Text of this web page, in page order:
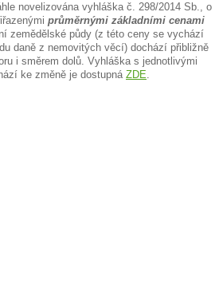
novelizována vyhláška č. 298/2014 Sb., o
průměrnými základními cenami
zemědělské půdy (z této ceny se vychází
daně z nemovitých věcí) dochází přibližně
i směrem dolů. Vyhláška s jednotlivými
ke změně je dostupnáZDE.